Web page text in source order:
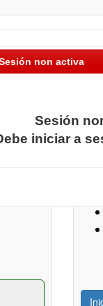
Sistema
non activa
Sesión
iniciar a